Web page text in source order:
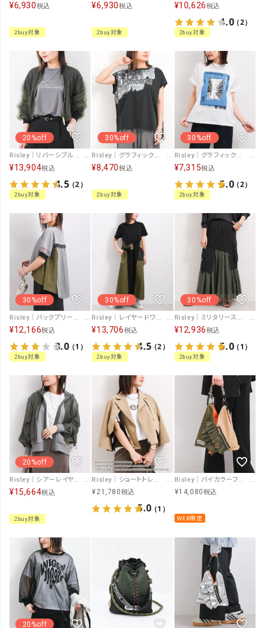
¥6,930税込
2buy対象
¥6,930税込
2buy対象
¥10,626税込
4.0（2）
2buy対象
20%off
Risley｜リバーシブルブルゾン [[R2601-RBZ929]][F]
¥13,904税込
4.5（2）
2buy対象
30%off
Risley｜グラフィックカットソー [[R2601-GCS950]][F]
¥8,470税込
2buy対象
30%off
Risley｜グラフィックTシャツ [[R2601-GCS947]][F]
¥7,315税込
5.0（2）
2buy対象
30%off
Risley｜バックプリーツカットソー [[R2601-BPC933]][F]
¥12,166税込
3.0（1）
2buy対象
30%off
Risley｜レイヤードワンピース [[R2601-ROP938]][F]
¥13,706税込
4.5（2）
2buy対象
30%off
Risley｜ミリタリースカート [[R2601-MSK931]][F]
¥12,936税込
5.0（1）
2buy対象
20%off
Risley｜シアーレイヤードブルゾン [[R2601-SRB930]][F]
¥15,664税込
2buy対象
Risley｜ショートトレンチ [[R2601-STR942]][F]
¥21,780税込
5.0（1）
Risley｜バイカラーフリルミニBAG [[R2503-TMB44]][F]
¥14,080税込
WEB限定
20%off